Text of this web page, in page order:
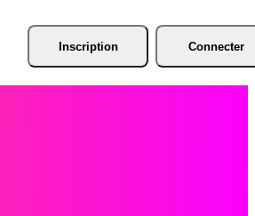
Inscription Connecter